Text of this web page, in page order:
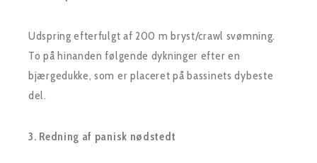
Udspring efterfulgt af 200 m bryst/crawl svømning.
To på hinanden følgende dykninger efter en
bjærgedukke, som er placeret på bassinets dybeste
del.
3. Redning af panisk nødstedt